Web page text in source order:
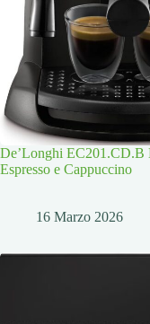
De’Longhi EC201.CD.B
Espresso e Cappuccino
16 Marzo 2026